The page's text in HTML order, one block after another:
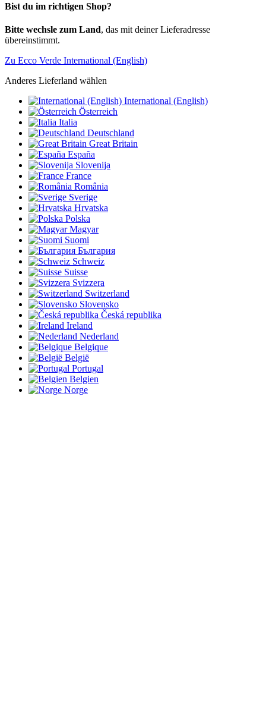
Bist du im richtigen Shop?
Bitte wechsle zum Land, das mit deiner Lieferadresse
übereinstimmt.
Zu Ecco Verde International (English)
Anderes Lieferland wählen
International (English)
Österreich
Italia
Deutschland
Great Britain
España
Slovenija
France
România
Sverige
Hrvatska
Polska
Magyar
Suomi
България
Schweiz
Suisse
Svizzera
Switzerland
Slovensko
Česká republika
Ireland
Nederland
Belgique
België
Portugal
Belgien
Norge